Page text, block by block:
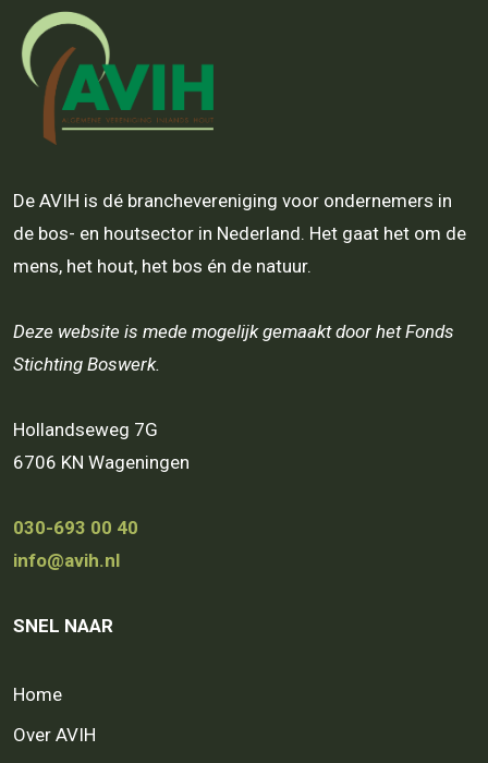
De AVIH is dé branchevereniging voor ondernemers in
de bos- en houtsector in Nederland. Het gaat het om de
mens, het hout, het bos én de natuur.
Deze website is mede mogelijk gemaakt door het Fonds
Stichting Boswerk.
Hollandseweg 7G
6706 KN Wageningen
030-693 00 40
info@avih.nl
SNEL NAAR
Home
Over AVIH